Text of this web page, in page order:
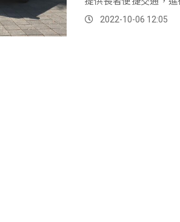
界對長照議題的關注。
2022-10-06 12:05